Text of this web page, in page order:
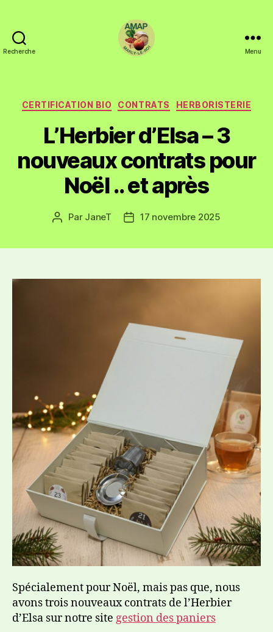
Recherche Menu
CERTIFICATION BIO CONTRATS HERBORISTERIE
L’Herbier d’Elsa – 3
nouveaux contrats pour
Noël .. et après
Par JaneT 17 novembre 2025
Spécialement pour Noël, mais pas que, nous
avons trois nouveaux contrats de l’Herbier
d’Elsa sur notre site gestion des paniers